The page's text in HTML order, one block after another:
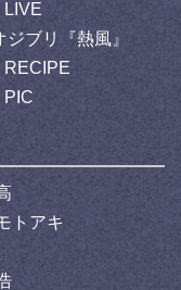
LIVE
ジブリ『熱風』
RECIPE
PIC
トアキ